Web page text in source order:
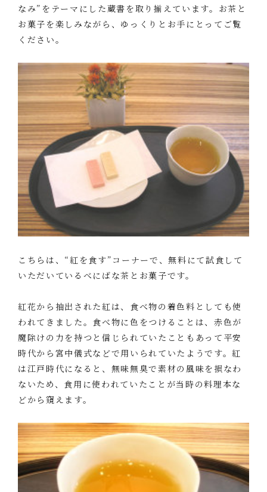
なみ”をテーマにした蔵書を取り揃えています。お茶と
お菓子を楽しみながら、ゆっくりとお手にとってご覧
ください。
こちらは、“紅を食す”コーナーで、無料にて試食して
いただいているべにばな茶とお菓子です。
紅花から抽出された紅は、食べ物の着色料としても使
われてきました。食べ物に色をつけることは、赤色が
魔除けの力を持つと信じられていたこともあって平安
時代から宮中儀式などで用いられていたようです。紅
は江戸時代になると、無味無臭で素材の風味を損なわ
ないため、食用に使われていたことが当時の料理本な
どから窺えます。